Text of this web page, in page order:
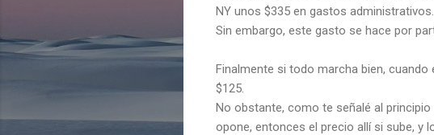
NY unos $335 en gastos administrativos.
Sin embargo, este gasto se hace por
Finalmente si todo marcha bien,
$125.
No obstante, como te señalé al
opone, entonces el precio allí si sube, y